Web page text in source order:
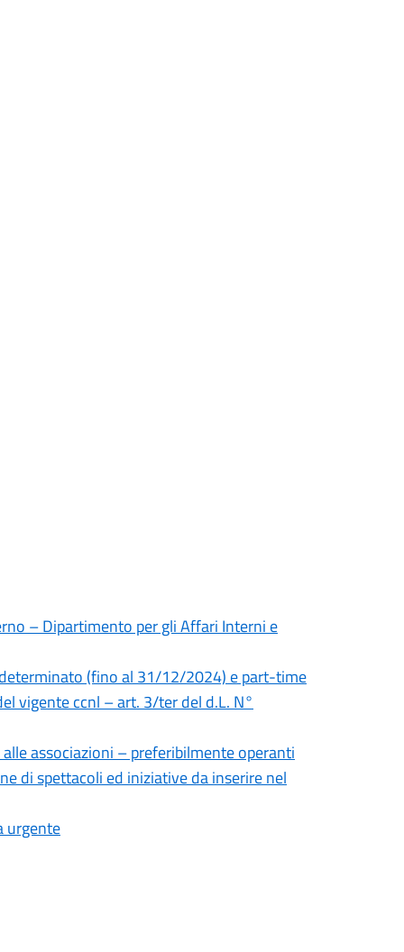
– Dipartimento per gli Affari Interni e
(fino al 31/12/2024) e part-time
vigente ccnl – art. 3/ter del d.L. N°
associazioni – preferibilmente operanti
di spettacoli ed iniziative da inserire nel
urgente